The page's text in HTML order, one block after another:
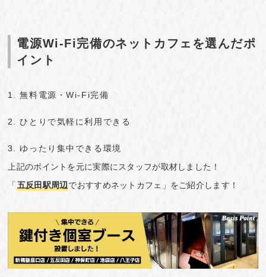
電源Wi-Fi完備のネットカフェを選んだポ
イント
無料電源・Wi-Fi完備
ひとりで気軽に利用できる
ゆったり集中できる環境
上記のポイントを元に実際にスタッフが取材しました！
「 五反田駅周辺でおすすめネットカフェ」をご紹介します！